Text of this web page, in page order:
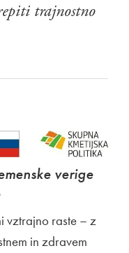
trajnostno
verige
vztrajno raste – z
in zdravem